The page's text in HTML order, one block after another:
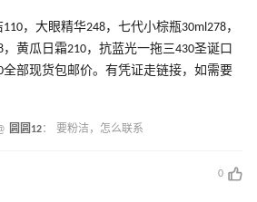
，大眼精华248，七代小棕瓶30ml278，
，黄瓜日霜210，抗蓝光一拖三430圣诞口
全部现货包邮价。有凭证走链接，如需要
圆圆12： 要粉洁，怎么联系
0